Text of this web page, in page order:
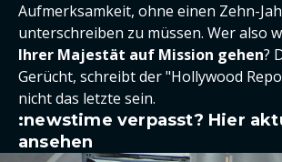
Aufmerksamkeit, ohne einen Zehn-
unterschreiben zu müssen. Wer also
Ihrer Majestät auf Mission gehen?
Gerücht, schreibt der "Hollywood
nicht das letzte sein.
:newstime verpasst? Hier
ansehen